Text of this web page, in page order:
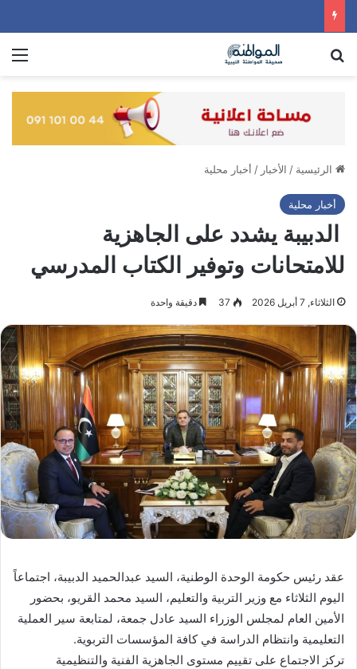
الرئيسية / الأخبار / أخبار محلية
أخبار محلية
الدبيبة يشدد على الجاهزية
للامتحانات وتوفير الكتاب المدرسي
الثلاثاء, 7 أبريل 2026 37 دقيقة واحدة
عقد رئيس حكومة الوحدة الوطنية، السيد عبدالحميد الدبيبة، اجتماعاً
اليوم الثلاثاء مع وزير التربية والتعليم، السيد محمد القريو، بحضور
الأمين العام لمجلس الوزراء السيد عادل جمعة، لمتابعة سير العملية
التعليمية وانتظام الدراسة في كافة المؤسسات التربوية.
تركز الاجتماع على تقييم مستوى الجاهزية الفنية والتنظيمية